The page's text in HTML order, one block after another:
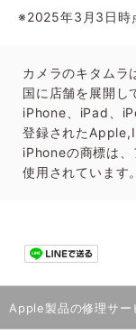
※2025年3月3日時
カメラのキタムラ
国に店舗を展開し
iPhone、iPad、
登録された
iPhoneの商標は、
使用されています。
Apple製品の修理サー